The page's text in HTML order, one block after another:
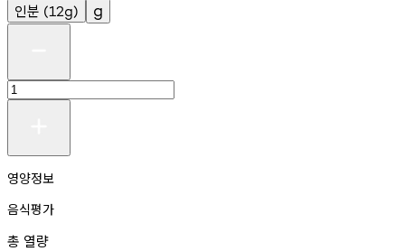
인분 (12g) g
영양정보
음식평가
총 열량